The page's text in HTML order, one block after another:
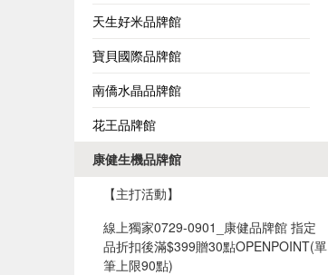
天生好米品牌館
寶貝國際品牌館
南僑水晶品牌館
花王品牌館
康健生機品牌館
【主打活動】
線上獨家0729-0901_康健品牌館 指定
品折扣後滿$399贈30點OPENPOINT(單
筆上限90點)​